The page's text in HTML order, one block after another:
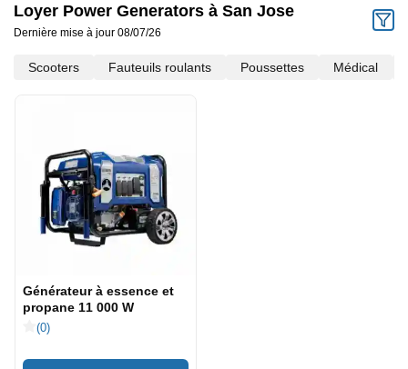
Loyer Power Generators à San Jose
Dernière mise à jour 08/07/26
Scooters Fauteuils roulants Poussettes Médical
Générateur à essence et
propane 11 000 W
(0)